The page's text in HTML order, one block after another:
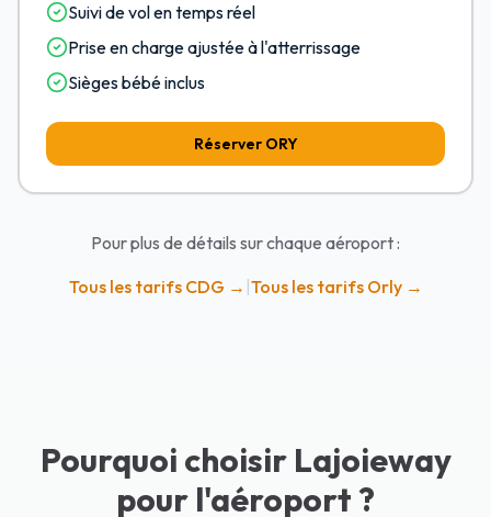
Suivi de vol en temps réel
Prise en charge ajustée à l'atterrissage
Sièges bébé inclus
Réserver ORY
Pour plus de détails sur chaque aéroport :
Tous les tarifs CDG → Tous les tarifs Orly →
Pourquoi choisir Lajoieway
pour l'aéroport ?